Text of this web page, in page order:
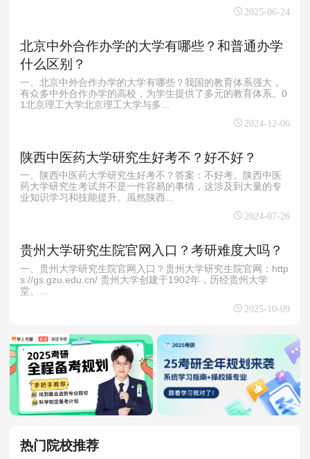
2025-06-24
北京中外合作办学的大学有哪些？和普通办学
什么区别？
一、北京中外合作办学的大学有哪些？我国的教育体系强大，
有众多中外合作办学的高校，为学生提供了多元的教育体系。0
1北京理工大学北京理工大学与多...
2024-12-06
陕西中医药大学研究生好考不？好不好？
一、陕西中医药大学研究生好考不？答案：不好考。‌陕西中医
药大学研究生考试并不是一件容易的事情，这涉及到大量的专
业知识学习和技能提升。虽然陕西...
2024-07-26
贵州大学研究生院官网入口？考研难度大吗？
一、贵州大学研究生院官网入口？贵州大学研究生院官网：http
s://gs.gzu.edu.cn/ 贵州大学创建于1902年，历经贵州大学
堂、...
2025-10-09
热门院校推荐